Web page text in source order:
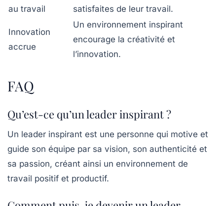
au travail
satisfaites de leur travail.
Innovation
accrue
Un environnement inspirant
encourage la créativité et
l’innovation.
FAQ
Qu’est-ce qu’un leader inspirant ?
Un leader inspirant est une personne qui motive et
guide son équipe par sa vision, son authenticité et
sa passion, créant ainsi un environnement de
travail positif et productif.